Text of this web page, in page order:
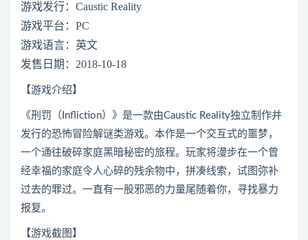
游戏发行：Caustic Reality
游戏平台：PC
游戏语言：英文
发售日期：2018-10-18
【游戏介绍】
《刑罚（Infliction）》是一款由Caustic Reality独立制作并
发行的恐怖冒险解谜类游戏。本作是一个交互式的噩梦，
一个通往破碎家庭黑暗秘密的旅程。玩家将漫步在一个曾
经幸福的家庭令人心碎的残余物中，拼凑线索，试图弥补
过去的罪过。一直有一股邪恶的力量尾随着你，寻找暴力
报复。
【游戏截图】